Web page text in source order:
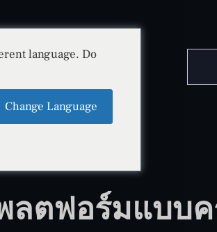
ลตฟอร์มแบบ
language. Do
Change Language